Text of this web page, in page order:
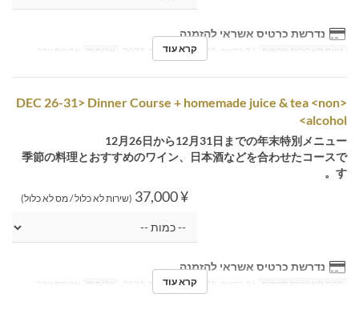
נדרשת כרטיס אשראי להזמנה
טווח תאריכים תקפים ארוחות ארוחת ערב קרא עוד
<DEC 26-31> Dinner Course + homemade juice & tea <non
alcohol>
12月26日から12月31日までの年末特別メニュー
季節の料理とおすすめのワイン、日本酒などを合わせたコースで
す。
¥ 37,000 (שירות לא כלול / מס לא כלול)
נדרשת כרטיס אשראי להזמנה
טווח תאריכים תקפים ארוחות ארוחת ערב קרא עוד